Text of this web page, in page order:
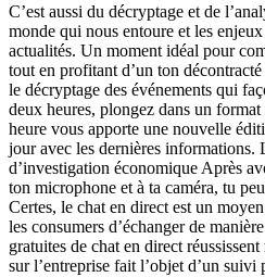
C’est aussi du décryptage et de
monde qui nous entoure et les
actualités. Un moment idéal pour
tout en profitant d’un ton
le décryptage des événements qui
deux heures, plongez dans un
heure vous apporte une nouvelle
jour avec les dernières informations.
d’investigation économique Après
ton microphone et à ta caméra, tu
Certes, le chat en direct est un
les consumers d’échanger de
gratuites de chat en direct
sur l’entreprise fait l’objet d’un suivi